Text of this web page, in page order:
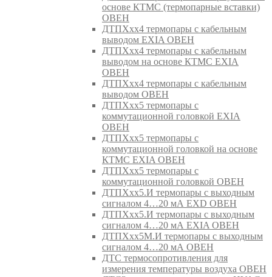
основе КТМС (термопарные вставки)
ОВЕН
ДТПХхх4 термопары с кабельным
выводом EXIA ОВЕН
ДТПХхх4 термопары с кабельным
выводом на основе КТМС EXIA
ОВЕН
ДТПХхх4 термопары с кабельным
выводом ОВЕН
ДТПХхх5 термопары с
коммутационной головкой EXIA
ОВЕН
ДТПХхх5 термопары с
коммутационной головкой на основе
КТМС EXIA ОВЕН
ДТПХхх5 термопары с
коммутационной головкой ОВЕН
ДТПХхх5.И термопары с выходным
сигналом 4…20 мА EXD ОВЕН
ДТПХхх5.И термопары с выходным
сигналом 4…20 мА EXIA ОВЕН
ДТПХхх5М.И термопары с выходным
сигналом 4…20 мА ОВЕН
ДТС термосопротивления для
измерения температуры воздуха ОВЕН